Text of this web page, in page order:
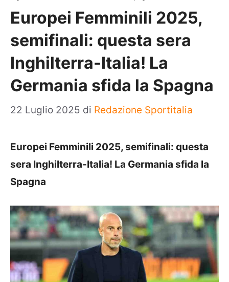
Europei Femminili 2025,
semifinali: questa sera
Inghilterra-Italia! La
Germania sfida la Spagna
22 Luglio 2025 di Redazione Sportitalia
Europei Femminili 2025, semifinali: questa
sera Inghilterra-Italia! La Germania sfida la
Spagna